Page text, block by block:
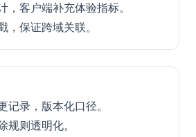
，客户端补充体验指标。
，保证跨域关联。
记录，版本化口径。
规则透明化。